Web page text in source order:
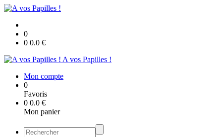
0
0 0.0 €
A vos Papilles !
Mon compte
0
Favoris
0 0.0 €
Mon panier